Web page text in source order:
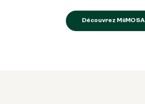
Découvrez MiiMOSA